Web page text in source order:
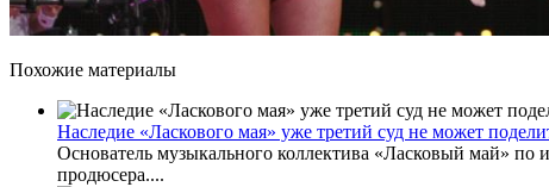
Похожие материалы
Наследие «Ласкового мая» уже третий суд не может
Основатель музыкального коллектива «Ласковый май» по
продюсера....